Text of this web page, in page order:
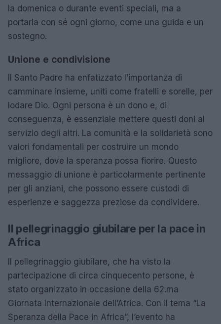
la domenica o durante eventi speciali, ma a
portarla con sé ogni giorno, come una guida e un
sostegno.
Unione e condivisione
Il Santo Padre ha enfatizzato l’importanza di
camminare insieme, uniti come fratelli e sorelle, per
lodare Dio. Ogni persona è un dono e, di
conseguenza, è essenziale mettere questi doni al
servizio degli altri. La comunità e la solidarietà sono
valori fondamentali per costruire un mondo
migliore, dove la speranza possa fiorire. Questo
messaggio di unione è particolarmente pertinente
per gli anziani, che possono essere custodi di
esperienze e saggezza preziose da condividere.
Il pellegrinaggio giubilare per la pace in
Africa
Il pellegrinaggio giubilare, che ha visto la
partecipazione di circa cinquecento persone, è
stato organizzato in occasione della 62.ma
Giornata Internazionale dell’Africa. Con il tema “La
Speranza della Pace in Africa”, l’evento ha